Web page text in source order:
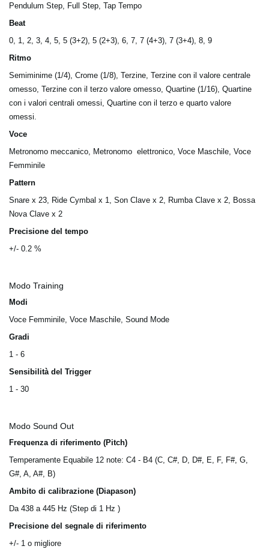
Pendulum Step, Full Step, Tap Tempo
Beat
0, 1, 2, 3, 4, 5, 5 (3+2), 5 (2+3), 6, 7, 7 (4+3), 7 (3+4), 8, 9
Ritmo
Semiminime (1/4), Crome (1/8), Terzine, Terzine con il valore centrale
omesso, Terzine con il terzo valore omesso, Quartine (1/16), Quartine
con i valori centrali omessi, Quartine con il terzo e quarto valore
omessi.
Voce
Metronomo meccanico, Metronomo elettronico, Voce Maschile, Voce
Femminile
Pattern
Snare x 23, Ride Cymbal x 1, Son Clave x 2, Rumba Clave x 2, Bossa
Nova Clave x 2
Precisione del tempo
+/- 0.2 %
Modo Training
Modi
Voce Femminile, Voce Maschile, Sound Mode
Gradi
1 - 6
Sensibilità del Trigger
1 - 30
Modo Sound Out
Frequenza di riferimento (Pitch)
Temperamente Equabile 12 note: C4 - B4 (C, C#, D, D#, E, F, F#, G,
G#, A, A#, B)
Ambito di calibrazione (Diapason)
Da 438 a 445 Hz (Step di 1 Hz )
Precisione del segnale di riferimento
+/- 1 o migliore